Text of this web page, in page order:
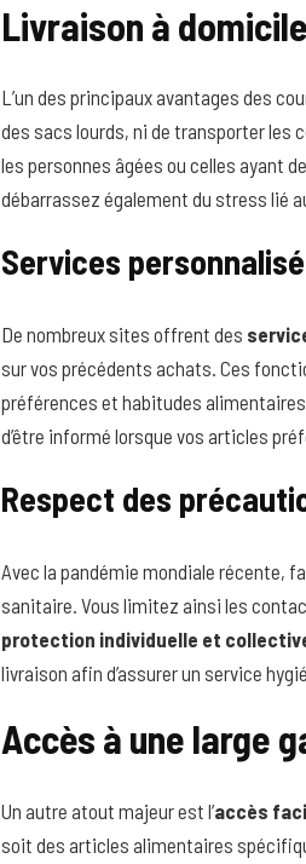
Livraison à
L’un des principaux avantages des
des sacs lourds, ni de transporter les
les personnes âgées ou celles ayant
débarrassez également du stress lié
Services
De nombreux sites offrent des
sur vos précédents achats. Ces
préférences et habitudes
d’être informé lorsque vos articles
Respect des
Avec la pandémie mondiale récente,
sanitaire. Vous limitez ainsi les
protection individuelle et
livraison afin d’assurer un service
Accès à une large
Un autre atout majeur est l’accès
soit des articles alimentaires